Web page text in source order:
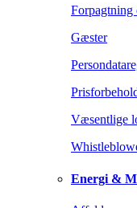
Forpagtning
Gæster
Væsentlige
Energi &